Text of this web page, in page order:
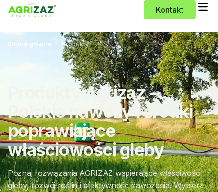
Kontakt
Strona główna Produkty
Produkty Agrizaz -
Polskie nawozy i środki
poprawiające
właściowości gleby
Poznaj rozwiązania AGRIZAZ wspierające właściwości
gleby, rozwój roślin i efektywność nawożenia. Wybierz